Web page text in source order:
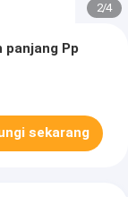
2/4
Pp
sekarang